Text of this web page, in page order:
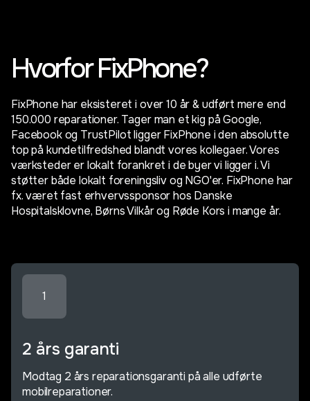
Hvorfor FixPhone?
FixPhone har eksisteret i over 10 år & udført mere end
150.000 reparationer. Tager man et kig på Google,
Facebook og TrustPilot ligger FixPhone i den absolutte
top på kundetilfredshed blandt vores kollegaer. Vores
værksteder er lokalt forankret i de byer vi ligger i. Vi
støtter både lokalt foreningsliv og NGO'er. FixPhone har
fx. været fast erhvervssponsor hos Danske
Hospitalsklovne, Børns Vilkår og Røde Kors i mange år.
1
2 års garanti
Modtag 2 års reparationsgaranti på alle udførte
mobilreparationer.